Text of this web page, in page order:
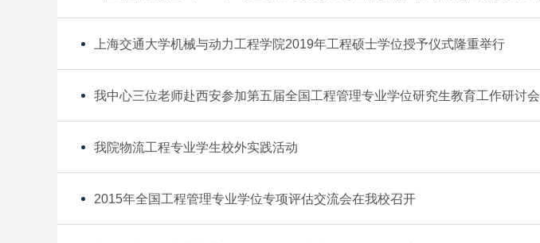
上海交通大学机械与动力工程学院2019年工程硕士学位授予仪式隆重举行
我中心三位老师赴西安参加第五届全国工程管理专业学位研究生教育工作研讨会
我院物流工程专业学生校外实践活动
2015年全国工程管理专业学位专项评估交流会在我校召开